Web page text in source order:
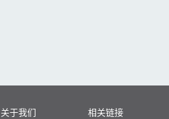
关于我们
相关链接